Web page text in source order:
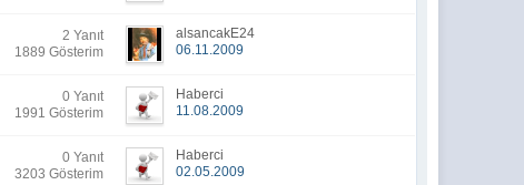
2 Yanıt
1889 Gösterim
alsancakE24
06.11.2009
0 Yanıt
1991 Gösterim
Haberci
11.08.2009
0 Yanıt
3203 Gösterim
Haberci
02.05.2009